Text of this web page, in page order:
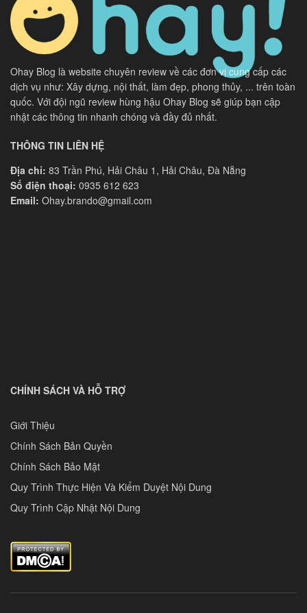
Ohay Blog là website chuyên review về các đơn vị cung cấp các
dịch vụ như: Xây dựng, nội thất, làm đẹp, phong thủy, ... trên toàn
quốc. Với đội ngũ review hùng hậu Ohay Blog sẽ giúp bạn cập
nhật các thông tin nhanh chóng và đầy đủ nhất.
THÔNG TIN LIÊN HỆ
Địa chỉ: 83 Trần Phú, Hải Châu 1, Hải Châu, Đà Nẵng
Số điện thoại: 0935 612 623
Email: Ohay.brando@gmail.com
CHÍNH SÁCH VÀ HỖ TRỢ
Giới Thiệu
Chính Sách Bản Quyền
Chính Sách Bảo Mật
Quy Trình Thực Hiện Và Kiểm Duyệt Nội Dung
Quy Trình Cập Nhật Nội Dung